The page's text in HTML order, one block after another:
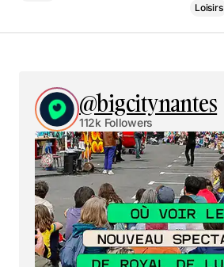
Loisirs
@bigcitynantes
112k Followers